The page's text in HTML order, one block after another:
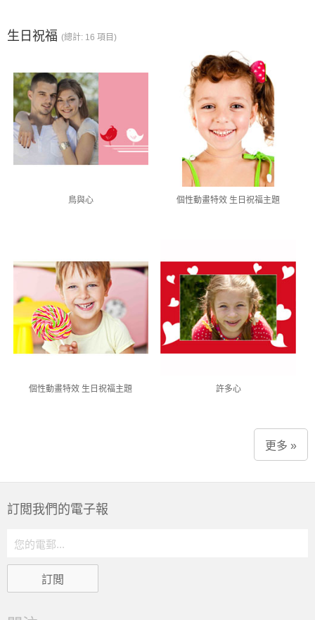
生日祝福 (總計: 16 項目)
鳥與心 個性動畫特效 生日祝福主題
個性動畫特效 生日祝福主題 許多心
更多 »
訂閲我們的電子報